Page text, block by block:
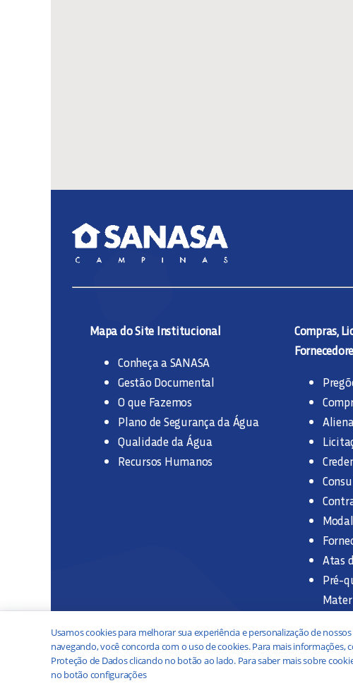
Mapa do Site Institucional
Conheça a SANASA
Gestão Documental
O que Fazemos
Plano de Segurança da Água
Qualidade da Água
Recursos Humanos
Compras,
Atas
Pré-
Usamos cookies para melhorar sua experiência e personalização de
navegando, você concorda com o uso de cookies. Para mais informações,
Proteção de Dados clicando no botão ao lado. Para saber mais sobre
no botão configurações